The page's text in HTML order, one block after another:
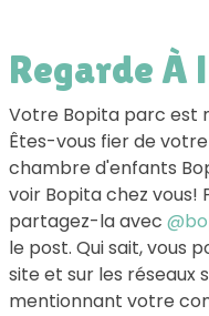
Regarde
Votre Bopita parc est
Êtes-vous fier de
chambre d'enfants
voir Bopita chez vous!
partagez-la avec
le post. Qui sait, vous
site et sur les réseaux
mentionnant votre